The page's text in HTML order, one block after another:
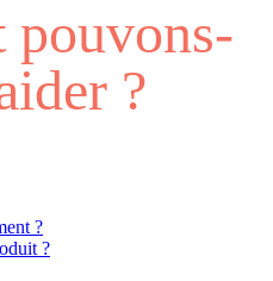
pouvons-
?
?
?